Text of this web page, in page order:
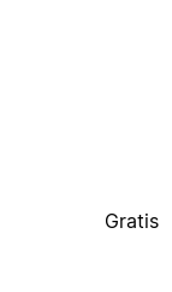
Gratis